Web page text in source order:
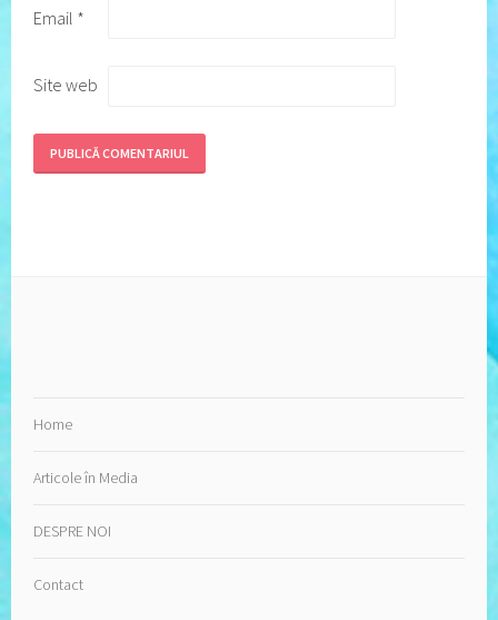
Email *
Site web
Home
Articole în Media
DESPRE NOI
Contact